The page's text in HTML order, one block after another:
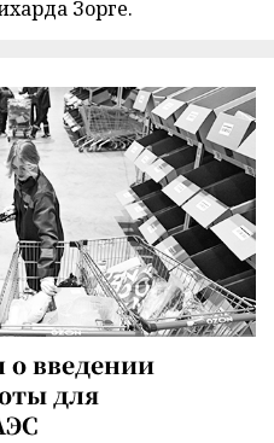
Зорге.
введении
для